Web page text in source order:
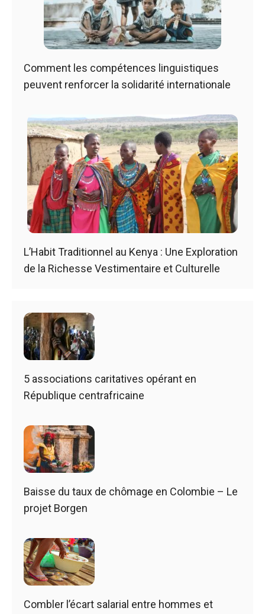
Comment les compétences linguistiques
peuvent renforcer la solidarité internationale
L’Habit Traditionnel au Kenya : Une Exploration
de la Richesse Vestimentaire et Culturelle
5 associations caritatives opérant en
République centrafricaine
Baisse du taux de chômage en Colombie – Le
projet Borgen
Combler l’écart salarial entre hommes et